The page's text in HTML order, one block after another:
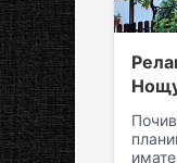
до